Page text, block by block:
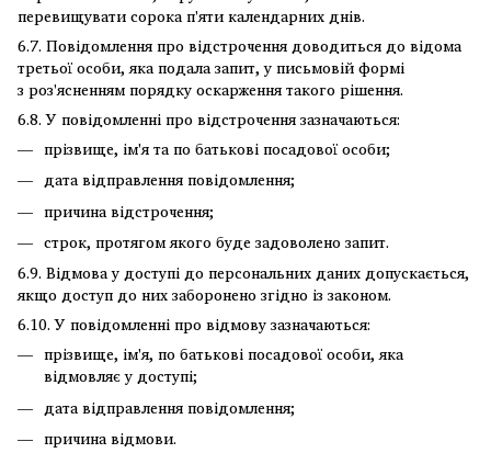
перевищувати сорока п'яти календарних днів.
6.7. Повідомлення про відстрочення доводиться до відома
третьої особи, яка подала запит, у письмовій формі
з роз'ясненням порядку оскарження такого рішення.
6.8. У повідомленні про відстрочення зазначаються:
прізвище, ім'я та по батькові посадової особи;
дата відправлення повідомлення;
причина відстрочення;
строк, протягом якого буде задоволено запит.
6.9. Відмова у доступі до персональних даних допускається,
якщо доступ до них заборонено згідно із законом.
6.10. У повідомленні про відмову зазначаються:
прізвище, ім'я, по батькові посадової особи, яка
відмовляє у доступі;
дата відправлення повідомлення;
причина відмови.